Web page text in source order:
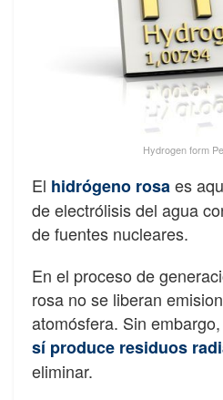
Hydrogen form
El hidrógeno rosaes
de electrólisis del agua
de fuentes nucleares.
En el proceso de
rosa no se liberan
atomósfera. Sin
sí produce residuos
eliminar.